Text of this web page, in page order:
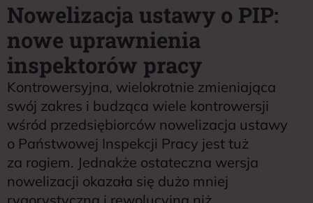
Nowelizacja ustawy o PIP:
nowe uprawnienia
inspektorów pracy
Kontrowersyjna, wielokrotnie zmieniająca
swój zakres i budząca wiele kontrowersji
wśród przedsiębiorców nowelizacja ustawy
o Państwowej Inspekcji Pracy jest tuż
za rogiem. Jednakże ostateczna wersja
nowelizacji okazała się dużo mniej